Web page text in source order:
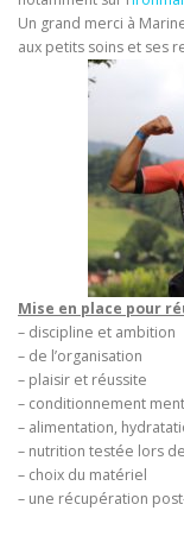
Un grand merci à
aux petits soins et ses
Mise en place pour
– discipline et ambition
– de l’organisation
– plaisir et réussite
– conditionnement
– alimentation,
– nutrition testée lors
– choix du matériel
– une récupération